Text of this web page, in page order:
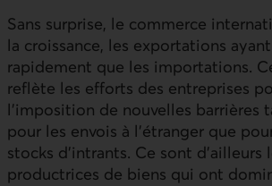
Sans surprise, le commerce
la croissance, les exportations
rapidement que les importations.
reflète les efforts des entreprises
l’imposition de nouvelles barrières
pour les envois à l’étranger que
stocks d’intrants. Ce sont d’ailleurs
productrices de biens qui ont